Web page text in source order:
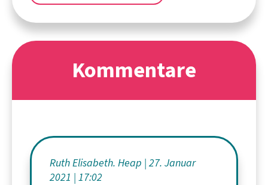
Kommentare
Ruth Elisabeth. Heap 27. Januar
2021 17:02